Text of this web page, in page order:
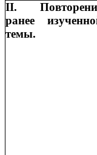
II.
ранее
темы.